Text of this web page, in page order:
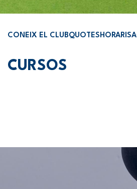
CONEIX EL CLUBQUOTESHORARIS
CURSOS